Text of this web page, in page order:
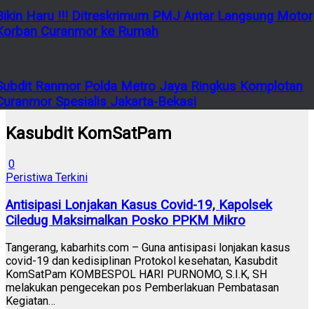
Haru !!! Ditreskrimum PMJ Antar Langsung Motor
Curanmor ke Rumah
Ranmor Polda Metro Jaya Ringkus Komplotan
Spesialis Jakarta-Bekasi
Kasubdit KomSatPam
0
Peristiwa Terkini
Antisipasi Lonjakan Kasus Covid-19, Kapolsek
Ciledug Maksimalkan Posko PPKM Mikro
Tangerang, kabarhits.com – Guna antisipasi lonjakan kasus
covid-19 dan kedisiplinan Protokol kesehatan, Kasubdit
KomSatPam KOMBESPOL HARI PURNOMO, S.I.K, SH
melakukan pengecekan pos Pemberlakuan Pembatasan
Kegiatan…